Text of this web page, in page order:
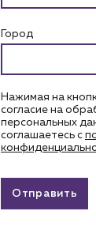
Город
Нажимая на
согласие на
персональных
соглашаетесь c
Отправить